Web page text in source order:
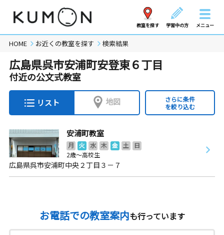
教室を探す 学習中の方 メニュー
HOME お近くの教室を探す 検索結果
広島県呉市安浦町安登東６丁目
付近の公文式教室
リスト 地図
さらに条件
を絞り込む
安浦町教室
月 火 水 木 金 土
日
2歳～高校生
広島県呉市安浦町中央２丁目３－７
お電話での教室案内も行っています